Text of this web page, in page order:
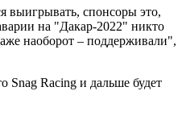
выигрывать, спонсоры это,
на "Дакар-2022" никто
наоборот – поддерживали",
Snag Racing и дальше будет